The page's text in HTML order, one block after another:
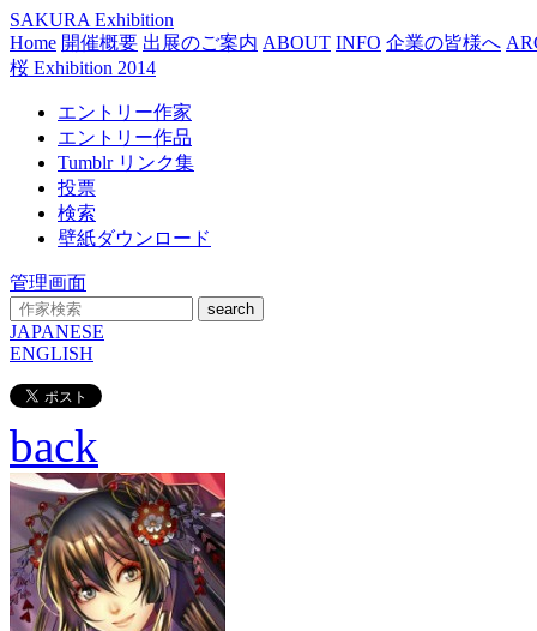
SAKURA Exhibition
Home 開催概要 出展のご案内 ABOUT INFO 企業の皆様へ
桜 Exhibition 2014
エントリー作家
エントリー作品
Tumblr リンク集
投票
検索
壁紙ダウンロード
管理画面
search
JAPANESE
ENGLISH
back